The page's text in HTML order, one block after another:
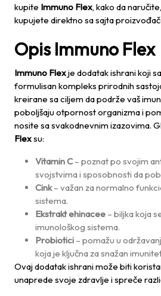
kupite Immuno Flex, kako da
kupujete direktno sa sajta
Opis Immuno Flex
Immuno Flexje dodatak ishrani koji
formulisan kompleks prirodnih
kreirane sa ciljem da podrže vaš
poboljšaju otpornost organizma i
nosite sa svakodnevnim izazovima.
Flexsu:
Vitamin C– poznat po svojim
svojstvima i sposobnosti da
Cink– važan za normalno
sistema.
Ekstrakt ehinacee – biljka koja
imunološkog sistema.
Probiotici – pomažu u
koja je ključna za snažan
Ovaj dodatak ishrani može biti
unaprede svoje zdravlje i spreče